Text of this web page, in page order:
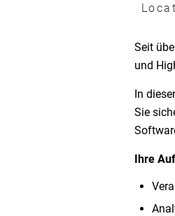
Seit
und
In
Sie
Ihre